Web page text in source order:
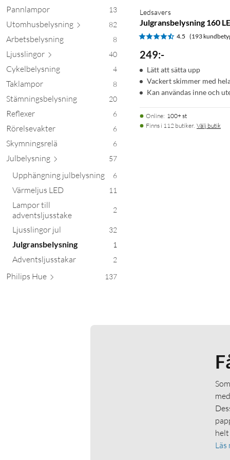
Pannlampor 13
Utomhusbelysning 82
Arbetsbelysning 8
Ljusslingor 40
Cykelbelysning 4
Taklampor 8
Stämningsbelysning 20
Reflexer 6
Rörelsevakter 6
Skymningsrelä 6
Julbelysning 57
Upphängning julbelysning 6
Värmeljus LED 11
Lampor till
adventsljusstake
2
Ljusslingor jul 32
Julgransbelysning 1
Adventsljusstakar 2
Philips Hue 137
Ledsavers
Julgransbelysning 160
4.5 (193
249:-
Lätt att sätta upp
Vackert skimmer med
Kan användas inne och
Online: 100+ st
Finns i 112 butiker. Välj butik
Läs